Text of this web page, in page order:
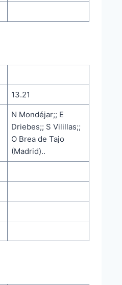
13.21
N Mondéjar;; E
Driebes;; S Vilillas;;
O Brea de Tajo
(Madrid)..